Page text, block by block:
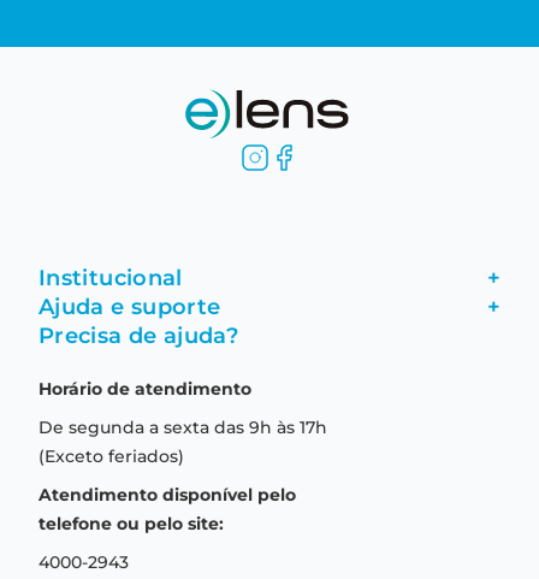
Institucional +
Fale conosco
Formas de pagamento
Aviso de privacidade
Termos e condições de uso
Ajuda e suporte +
Garantia
Troca e devolução
Central de relacionamento
Precisa de ajuda?
Horário de atendimento
De segunda a sexta das 9h às 17h
(Exceto feriados)
Atendimento disponível pelo
telefone ou pelo site:
4000-2943